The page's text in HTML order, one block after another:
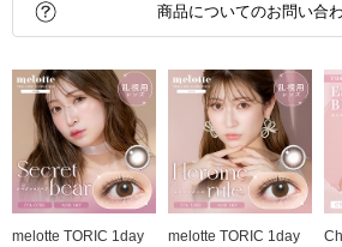
商品についてのお問い合
melotte TORIC 1day
melotte TORIC 1day